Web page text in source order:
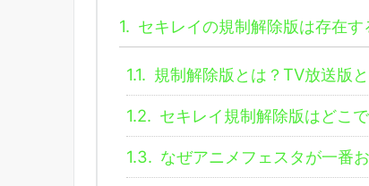
1. セキレイの規制解除版は存在
1.1. 規制解除版とは？TV放送版
1.2. セキレイ規制解除版はどこ
1.3. なぜアニメフェスタが一番